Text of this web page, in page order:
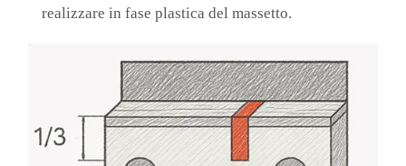
realizzare in fase plastica del massetto.